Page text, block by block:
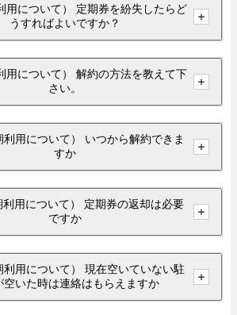
用について） 定期券を紛失したらど
うすればよいですか？
用について） 解約の方法を教えて下
さい。
用について） いつから解約できま
すか
利用について） 定期券の返却は必要
ですか
利用について） 現在空いていない駐
空いた時は連絡はもらえますか